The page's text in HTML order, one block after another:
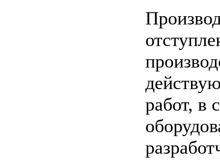
работ, в